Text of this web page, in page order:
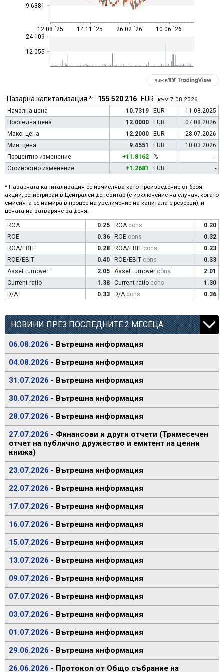
9.6381
12 055
24 109
12.08 ´25 14.11 ´25 26.02 ´26 10.06 ´26
виж в
Пазарна капитализация *: 155 520 216 EUR към 7.08.2026
Начална цена
10.7319 EUR
11.08.2025
Последна цена
12.0000 EUR
07.08.2026
Макс. цена
12.2000 EUR
28.07.2026
Мин. цена
9.4551 EUR
10.03.2026
Процентно изменение
+11.8162 %
-
Стойностно изменение
+1.2681 EUR -
* Пазарната капитализация се изчислява като произведение от броя
акции, регистриран в Централен депозитар (с изключение на случая, когато
емисията се намира в процес на увеличение на капитала с резерви), и
цената на затваряне за деня.
ROA 0.25 ROA cons
0.20
ROE
0.36 ROE cons
0.32
ROA/EBIT
0.28 ROA/EBIT cons
0.23
ROE/EBIT
0.40 ROE/EBIT cons
0.33
Asset turnover
2.05 Asset turnover cons
2.01
Current ratio
1.38 Current ratio cons
1.30
D/A
0.33 D/A cons 0.36
НОВИНИ ПРЕЗ ПОСЛЕДНИТЕ 2 МЕСЕЦА
06.08.2026 - Вътрешна информация
04.08.2026 - Вътрешна информация
31.07.2026 - Вътрешна информация
30.07.2026 - Вътрешна информация
28.07.2026 - Вътрешна информация
27.07.2026 - Финансови и други отчети (Тримесечен
отчет на публично дружество и емитент на ценни
книжа)
23.07.2026 - Вътрешна информация
22.07.2026 - Вътрешна информация
17.07.2026 - Вътрешна информация
16.07.2026 - Вътрешна информация
15.07.2026 - Вътрешна информация
13.07.2026 - Вътрешна информация
09.07.2026 - Вътрешна информация
07.07.2026 - Вътрешна информация
03.07.2026 - Вътрешна информация
01.07.2026 - Вътрешна информация
29.06.2026 - Вътрешна информация
26.06.2026 - Протокол от Общо събрание на